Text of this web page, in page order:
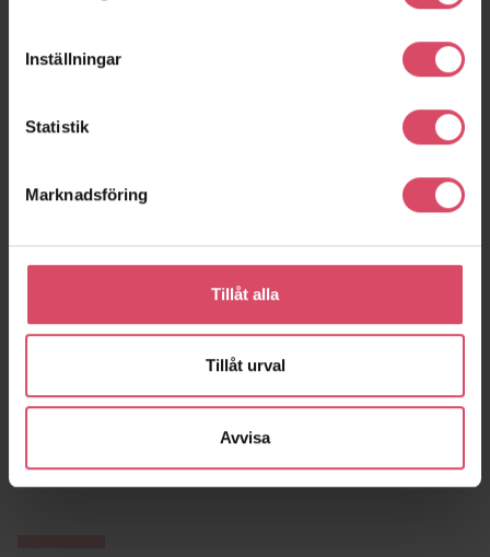
Inställningar
Statistik
Marknadsföring
Tillåt alla
Tillåt urval
Avvisa
Kv Välbehaget
Stockholm
Kv Tallkronan
expand_moreVisa fler